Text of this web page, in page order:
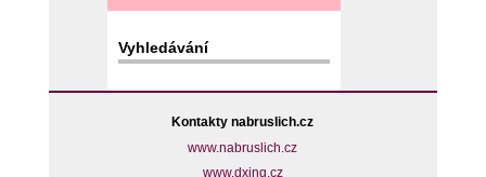
Vyhledávání
Kontakty nabruslich.cz
www.nabruslich.cz
www.dxing.cz